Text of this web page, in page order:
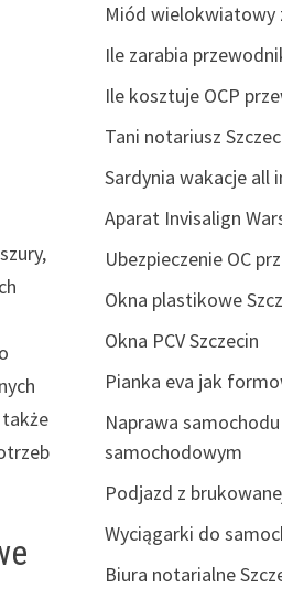
Miód wielokwiatowy
Ile zarabia
Ile kosztuje OCP
Tani notariusz
Sardynia wakacje all
Aparat Invisalign
Ubezpieczenie OC
Okna plastikowe
Okna PCV Szczecin
Pianka eva jak
Naprawa
samochodowym
Podjazd z
Wyciągarki do
Biura notarialne